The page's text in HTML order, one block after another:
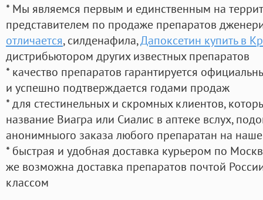
* Мы являемся первым и единственным на
представителем по продаже препаратов
отличается, силденафила,Дапоксетин купить в
дистрибьютором других известных препаратов
* качество препаратов гарантируется
и успешно подтверждается годами продаж
* для стестинельных и скромных клиентов,
название Виагра или Сиалис в аптеке вслух,
анонимныого заказа любого препаратан на
* быстрая и удобная доставка курьером по
же возможна доставка препаратов почтой
классом